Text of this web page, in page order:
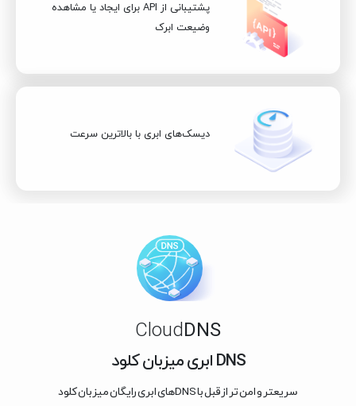
پشتیبانی از API برای ایجاد یا مشاهده
وضیعت ابرک
دیسک‌های ابری با بالاترین سرعت
CloudDNS
DNS ابری میزبان کلود
سریعتر و امن تر از قبل با DNSهای ابری رایگان میزبان کلود